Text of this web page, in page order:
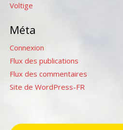
Voltige
Méta
Connexion
Flux des publications
Flux des commentaires
Site de WordPress-FR